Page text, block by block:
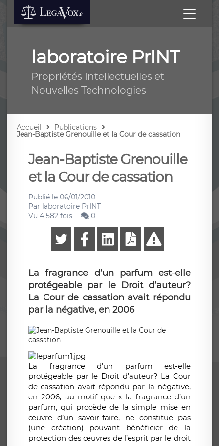
laboratoire PrINT
Propriétés Intellectuelles et
Nouvelles Technologies
Accueil Publications
Jean-Baptiste Grenouille et la Cour de cassation
Jean-Baptiste Grenouille
et la Cour de cassation
Publié le 06/01/2010
Par laboratoire PrINT
Vu 4 582 fois
0
La fragrance d’un parfum est-elle
protégeable par le Droit d’auteur?
La Cour de cassation avait répondu
par la négative, en 2006
La fragrance d’un parfum est-elle
protégeable par le Droit d’auteur? La Cour
de cassation avait répondu par la négative,
en 2006, au motif que « la fragrance d’un
parfum, qui procède de la simple mise en
œuvre d’un savoir-faire, ne constitue pas
(une création) pouvant bénéficier de la
protection des œuvres de l’esprit par le droit